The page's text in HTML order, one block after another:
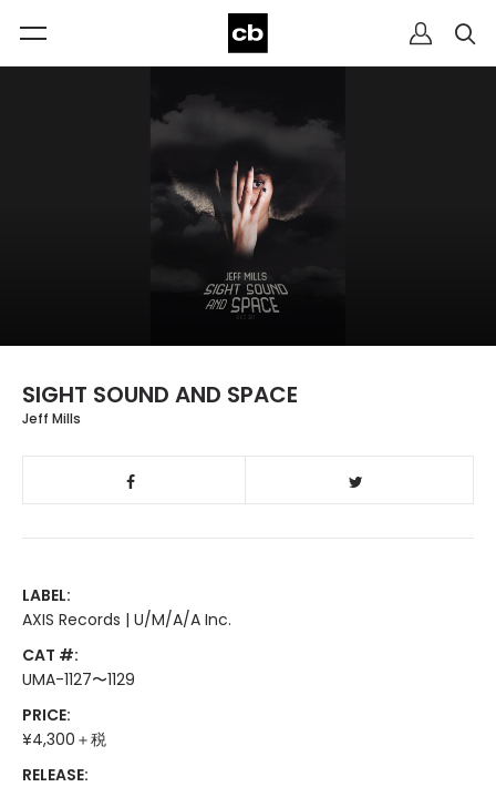
SIGHT SOUND AND SPACE
Jeff Mills
LABEL:
AXIS Records | U/M/A/A Inc.
CAT #:
UMA-1127〜1129
PRICE:
¥4,300＋税
RELEASE: